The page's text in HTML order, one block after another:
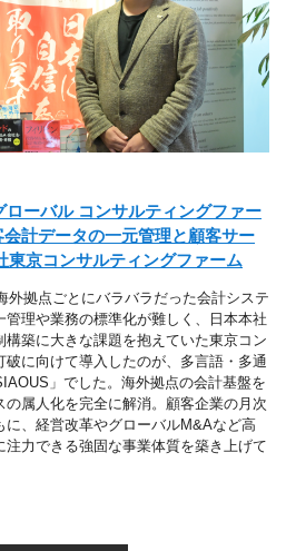
ーバル コンサルティングファー
計データの一元管理と顧客サー
東京コンサルティングファーム
外拠点ごとにバラバラだった会計システ
理や業務の標準化が難しく、日本本社
築に大きな課題を抱えていた東京コン
に向けて導入したのが、多言語・多通
」でした。海外拠点の会計基盤を
属人化を完全に解消。顧客企業の月次
、経営改革やグローバルM&Aなど高
力できる強固な事業体質を築き上げて